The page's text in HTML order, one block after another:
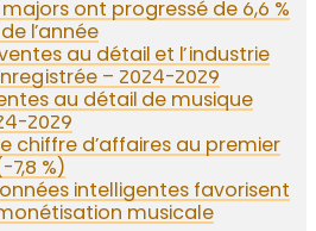
majors ont progressé de 6,6 %
l’année
au détail et l’industrie
– 2024-2029
au détail de musique
2029
chiffre d’affaires au premier
7,8 %)
intelligentes favorisent
musicale